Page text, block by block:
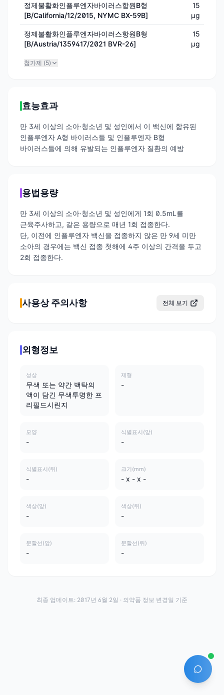
정제불활화인플루엔자바이러스항원B형
[B/California/12/2015, NYMC BX-59B]
15
μg
정제불활화인플루엔자바이러스항원B형
[B/Austria/1359417/2021 BVR-26]
15
μg
첨가제 (5)
효능효과
만 3세 이상의 소아·청소년 및 성인에서 이 백신에 함유된
인플루엔자 A형 바이러스들 및 인플루엔자 B형
바이러스들에 의해 유발되는 인플루엔자 질환의 예방
용법용량
만 3세 이상의 소아·청소년 및 성인에게 1회 0.5mL를
근육주사하고, 같은 용량으로 매년 1회 접종한다.
단, 이전에 인플루엔자 백신을 접종하지 않은 만 9세 미만
소아의 경우에는 백신 접종 첫해에 4주 이상의 간격을 두고
2회 접종한다.
사용상 주의사항 전체 보기
외형정보
성상
무색 또는 약간 백탁의
액이 담긴 무색투명한 프
리필드시린지
제형
-
모양
-
식별표시(앞)
-
식별표시(뒤)
-
크기(mm)
- x - x -
색상(앞)
-
색상(뒤)
-
분할선(앞)
-
분할선(뒤)
-
AI 에이
최종 업데이트: 2017년 6월 2일 · 의약품 정보 변경일 기준